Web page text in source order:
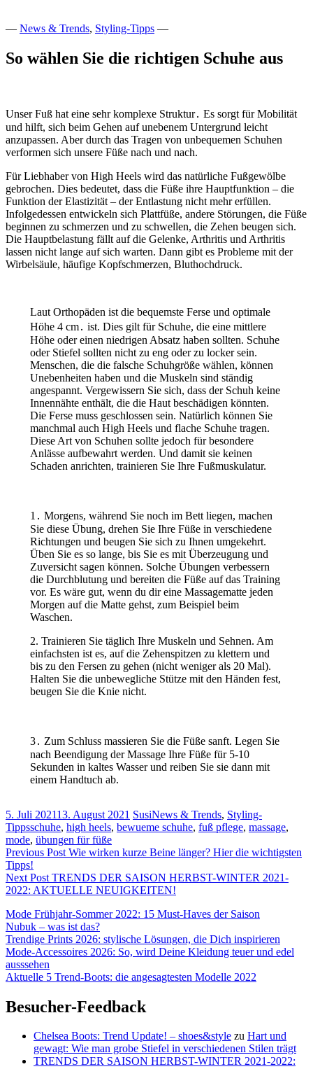
— News & Trends, Styling-Tipps —
So wählen Sie die richtigen Schuhe aus
Unser Fuß hat eine sehr komplexe Struktur․ Es sorgt für Mobilität
und hilft, sich beim Gehen auf unebenem Untergrund leicht
anzupassen. Aber durch das Tragen von unbequemen Schuhen
verformen sich unsere Füße nach und nach.
Für Liebhaber von High Heels wird das natürliche Fußgewölbe
gebrochen. Dies bedeutet, dass die Füße ihre Hauptfunktion – die
Funktion der Elastizität – der Entlastung nicht mehr erfüllen.
Infolgedessen entwickeln sich Plattfüße, andere Störungen, die Füße
beginnen zu schmerzen und zu schwellen, die Zehen beugen sich.
Die Hauptbelastung fällt auf die Gelenke, Arthritis und Arthritis
lassen nicht lange auf sich warten. Dann gibt es Probleme mit der
Wirbelsäule, häufige Kopfschmerzen, Bluthochdruck.
Laut Orthopäden ist die bequemste Ferse und optimale
Höhe 4 cm․ ist. Dies gilt für Schuhe, die eine mittlere
Höhe oder einen niedrigen Absatz haben sollten. Schuhe
oder Stiefel sollten nicht zu eng oder zu locker sein.
Menschen, die die falsche Schuhgröße wählen, können
Unebenheiten haben und die Muskeln sind ständig
angespannt. Vergewissern Sie sich, dass der Schuh keine
Innennähte enthält, die die Haut beschädigen könnten.
Die Ferse muss geschlossen sein. Natürlich können Sie
manchmal auch High Heels und flache Schuhe tragen.
Diese Art von Schuhen sollte jedoch für besondere
Anlässe aufbewahrt werden. Und damit sie keinen
Schaden anrichten, trainieren Sie Ihre Fußmuskulatur.
1․ Morgens, während Sie noch im Bett liegen, machen
Sie diese Übung, drehen Sie Ihre Füße in verschiedene
Richtungen und beugen Sie sich zu Ihnen umgekehrt.
Üben Sie es so lange, bis Sie es mit Überzeugung und
Zuversicht sagen können. Solche Übungen verbessern
die Durchblutung und bereiten die Füße auf das Training
vor. Es wäre gut, wenn du dir eine Massagematte jeden
Morgen auf die Matte gehst, zum Beispiel beim
Waschen.
2. Trainieren Sie täglich Ihre Muskeln und Sehnen. Am
einfachsten ist es, auf die Zehenspitzen zu klettern und
bis zu den Fersen zu gehen (nicht weniger als 20 Mal).
Halten Sie die unbewegliche Stütze mit den Händen fest,
beugen Sie die Knie nicht.
3․ Zum Schluss massieren Sie die Füße sanft. Legen Sie
nach Beendigung der Massage Ihre Füße für 5-10
Sekunden in kaltes Wasser und reiben Sie sie dann mit
einem Handtuch ab.
5. Juli 202113. August 2021 SusiNews & Trends, Styling-
Tippsschuhe, high heels, bewueme schuhe, fuß pflege, massage,
mode, übungen für füße
Beitragsnavigation
Previous Post Wie wirken kurze Beine länger? Hier die wichtigsten
Tipps!
Next Post TRENDS DER SAISON HERBST-WINTER 2021-
2022: AKTUELLE NEUIGKEITEN!
Mode Frühjahr-Sommer 2022: 15 Must-Haves der Saison
Nubuk – was ist das?
Trendige Prints 2026: stylische Lösungen, die Dich inspirieren
Mode-Accessoires 2026: So, wird Deine Kleidung teuer und edel
ausssehen
Aktuelle 5 Trend-Boots: die angesagtesten Modelle 2022
Besucher-Feedback
Chelsea Boots: Trend Update! – shoes&style zu Hart und
gewagt: Wie man grobe Stiefel in verschiedenen Stilen trägt
TRENDS DER SAISON HERBST-WINTER 2021-2022: